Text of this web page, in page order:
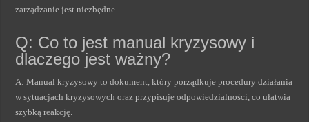
zarządzanie jest niezbędne.
Q: Co to jest manual kryzysowy i
dlaczego jest ważny?
A: Manual kryzysowy to dokument, który porządkuje procedury działania
w sytuacjach kryzysowych oraz przypisuje odpowiedzialności, co ułatwia
szybką reakcję.